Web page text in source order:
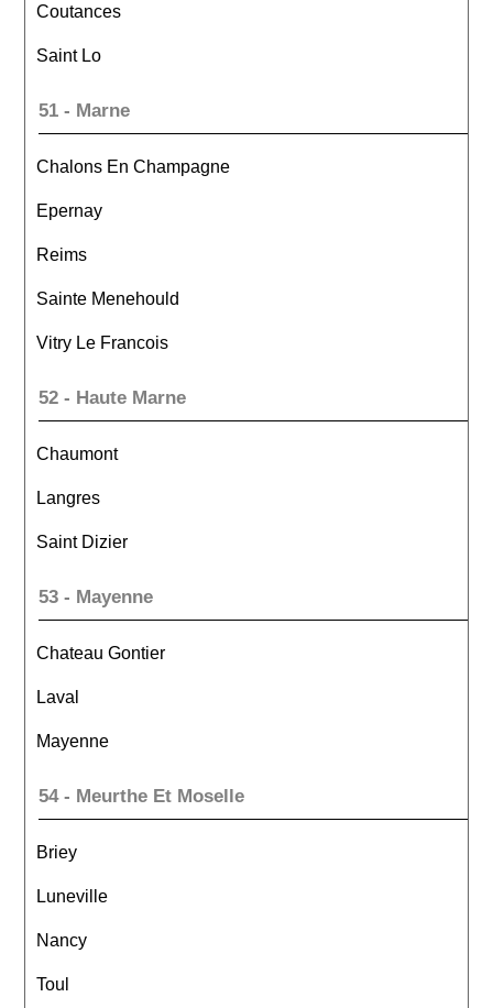
Coutances
Saint Lo
51 - Marne
Chalons En Champagne
Epernay
Reims
Sainte Menehould
Vitry Le Francois
52 - Haute Marne
Chaumont
Langres
Saint Dizier
53 - Mayenne
Chateau Gontier
Laval
Mayenne
54 - Meurthe Et Moselle
Briey
Luneville
Nancy
Toul